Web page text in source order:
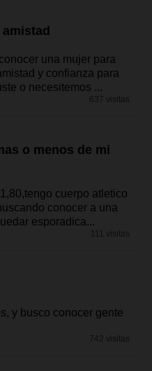
una mujer para
y confianza para
o necesitemos ...
637 visitas
o menos de mi
cuerpo atletico
conocer a una
esporadica...
111 visitas
y busco conocer gente
742 visitas